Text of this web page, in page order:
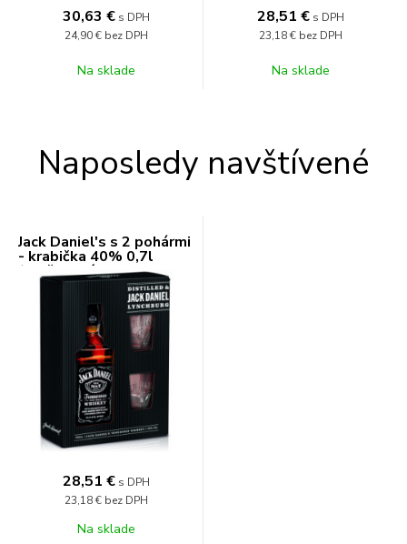
30,63 € s DPH
24,90 € bez DPH
Na sklade
28,51 € s DPH
23,18 € bez DPH
Na sklade
Naposledy navštívené
Jack Daniel's s 2 pohármi
- krabička 40% 0,7l
(darčekové balenie 2
poháre)
28,51 € s DPH
23,18 € bez DPH
Na sklade